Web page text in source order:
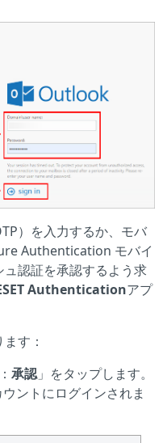
）を入力するか、モバ
Authentication モバイ
認証を承認するよう求
Authenticationアプ
す：
承認」をタップします。
ントにログインされま